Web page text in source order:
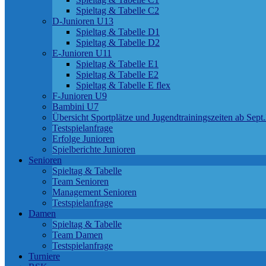
Spieltag & Tabelle C2
D-Junioren U13
Spieltag & Tabelle D1
Spieltag & Tabelle D2
E-Junioren U11
Spieltag & Tabelle E1
Spieltag & Tabelle E2
Spieltag & Tabelle E flex
F-Junioren U9
Bambini U7
Übersicht Sportplätze und Jugendtrainingszeiten ab
Testspielanfrage
Erfolge Junioren
Spielberichte Junioren
Senioren
Spieltag & Tabelle
Team Senioren
Management Senioren
Testspielanfrage
Damen
Spieltag & Tabelle
Team Damen
Testspielanfrage
Turniere